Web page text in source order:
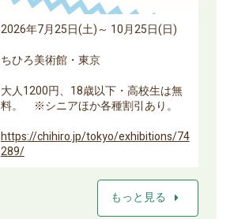
2026年7月25日(土)～ 10月25日(日)
ちひろ美術館・東京
大人1200円、18歳以下・高校生は無
料。 ※シニアほか各種割引あり。
https://chihiro.jp/tokyo/exhibitions/74
289/
もっと見る arrow_right